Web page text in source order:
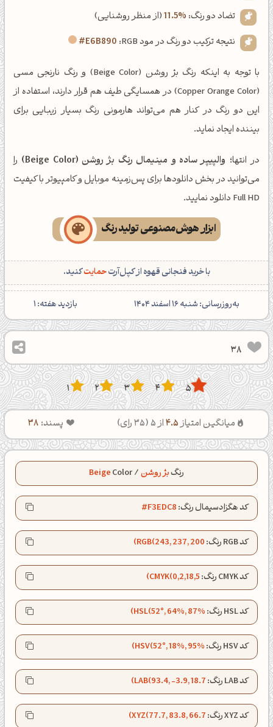
تضاد دو رنگ: 11.5%(از منظر روشنایی)
نتیجه ترکیب دو رنگ در مود RGB:
#E6B890
با توجه به اینکه رنگ بژ روشن (Beige Color) و رنگ نارنجی مسی
(Copper Orange Color) در همسایگی طیف هم قرار دارند، استفاده از
این دو رنگ در کنار هم می‌تواند هارمونی رنگ بسیار زیبایی برای
بیننده ایجاد نماید.
در انتها؛ والپیپر ساده و مینیمال رنگ بژ روشن (Beige Color)
را
می‌توانید در بخش دانلودها برای پس‌زمینه موبایل و کامپیوتر با کیفیت
Full HD دانلود نمایید.
ابزار هوش‌مصنوعی تولید رنگ
با خرید فنجانی قهوه از کپل‌آرتحمایتکنید.
‌به‌روزرسانی: شنبه 16 اسفند 1404 بازدید هفته:1
38
5
4
3
2
1
میانگین امتیاز4.5از 5 ( 35رای) پسند: 38
رنگبژ روشن/
Color
Beige
کد هگزادسیمال رنگ:#F3EDC8
کد RGB رنگ: RGB(243, 237, 200)
کد CMYK رنگ: CMYK(0,2,18,5)
کد HSL رنگ: HSL(52°, 64%, 87%)
کد HSV رنگ: HSV(52°, 18%, 95%)
کد LAB رنگ: LAB(93.4, -3.9, 18.7)
کد XYZ رنگ: XYZ(77.7, 83.8, 66.7)
ظهرت بخیر❤️
کپل‌آرت رو دنبال کن!